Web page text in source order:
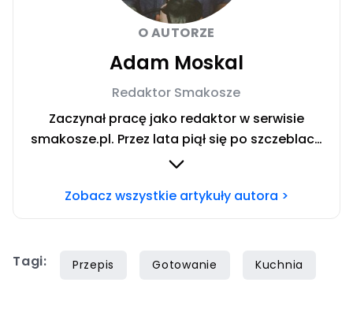
O AUTORZE
Adam Moskal
Redaktor Smakosze
Zaczynał pracę jako redaktor w serwisie
smakosze.pl. Przez lata piął się po szczeblach
przez stanowiska wydawnicze, w serwisach
oraz papilot.pl. Przez ponad rok dbał o serwis
siedem lat, lecz gotowaniem i pisaniem o
Zobacz wszystkie artykuły autora >
Tagi: Przepis Gotowanie Kuchnia